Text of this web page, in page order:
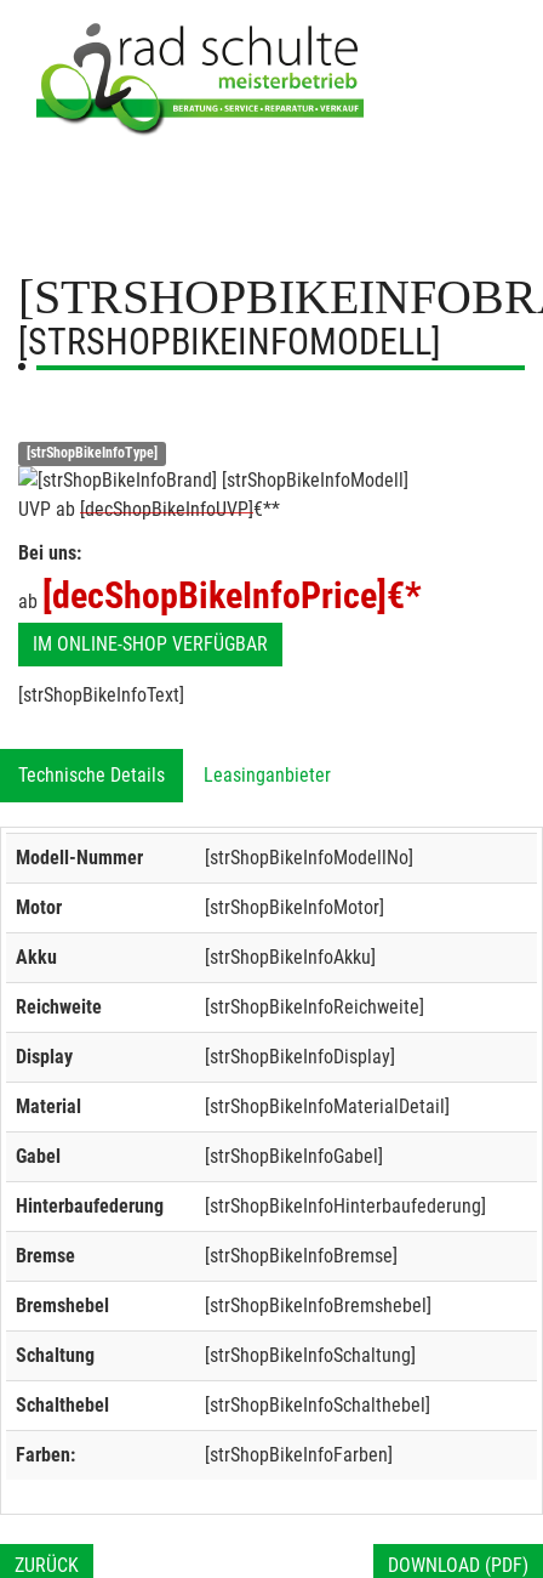
[STRSHOPBIKEINFOMODELL]
[strShopBikeInfoType]
UVP ab [decShopBikeInfoUVP]€**
Bei uns:
ab [decShopBikeInfoPrice] €*
IM ONLINE-SHOP VERFÜGBAR
[strShopBikeInfoText]
Technische Details Leasinganbieter
Modell-Nummer [strShopBikeInfoModellNo]
Motor [strShopBikeInfoMotor]
Akku [strShopBikeInfoAkku]
Reichweite [strShopBikeInfoReichweite]
Display [strShopBikeInfoDisplay]
Material [strShopBikeInfoMaterialDetail]
Gabel [strShopBikeInfoGabel]
Hinterbaufederung [strShopBikeInfoHinterbaufederung]
Bremse [strShopBikeInfoBremse]
Bremshebel [strShopBikeInfoBremshebel]
Schaltung [strShopBikeInfoSchaltung]
Schalthebel [strShopBikeInfoSchalthebel]
Farben: [strShopBikeInfoFarben]
ZURÜCK DOWNLOAD (PDF)